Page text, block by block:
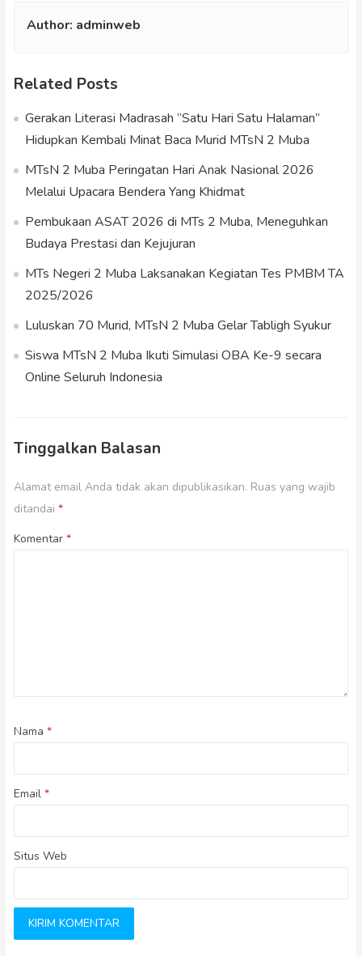
Author: adminweb
Related Posts
Gerakan Literasi Madrasah “Satu Hari Satu Halaman”
Hidupkan Kembali Minat Baca Murid MTsN 2 Muba
MTsN 2 Muba Peringatan Hari Anak Nasional 2026
Melalui Upacara Bendera Yang Khidmat
Pembukaan ASAT 2026 di MTs 2 Muba, Meneguhkan
Budaya Prestasi dan Kejujuran
MTs Negeri 2 Muba Laksanakan Kegiatan Tes PMBM TA
2025/2026
Luluskan 70 Murid, MTsN 2 Muba Gelar Tabligh Syukur
Siswa MTsN 2 Muba Ikuti Simulasi OBA Ke-9 secara
Online Seluruh Indonesia
Tinggalkan Balasan
Alamat email Anda tidak akan dipublikasikan. Ruas yang wajib
ditandai *
Komentar *
Nama *
Email *
Situs Web